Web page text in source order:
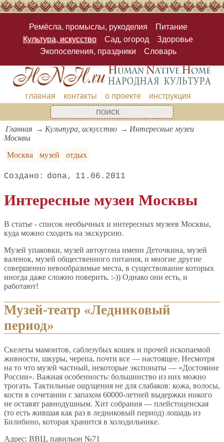
Ремёсла, промыслы, рукоделия
Питание
Культура, искусство
Сад, огород
Здоровье
Экопоселения, праздники
Словарь
главная контакты о проекте инструкция
Главная Культура, искусство
Интересные музеи
Москвы
Москва
музей отдых
dona 11.06.2011
Интересные музеи Москвы
В статье - список необычных и интересных музеев Москвы,
куда можно сходить на экскурсию.
Музей упаковки, музей автоугона имени Деточкина, музей
валенок, музей общественного питания, и многие другие
совершенно невообразимые места, в существование которых
иногда даже сложно поверить. :-)) Однако они есть, и
работают!
Музей-театр «Ледниковый
период»
Скелеты мамонтов, саблезубых кошек и прочей ископаемой
живности, шкуры, черепа, почти все — настоящее. Несмотря
на то что музей частный, некоторые экспонаты — «Достояние
России». Важная особенность: большинство из них можно
трогать. Тактильные ощущения не для слабаков: кожа, волосы,
кости в сочетании с запахом 60000-летней выдержки никого
не оставят равнодушным. Хит собрания — плейстоценская
(то есть жившая как раз в ледниковый период) лошадь из
Билибино, которая хранится в холодильнике.
Адрес: ВВЦ, павильон №71